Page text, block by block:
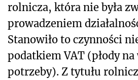
rolnicza, która nie była
prowadzeniem
Stanowiło to czynności
podatkiem VAT (płody na
potrzeby). Z tytułu